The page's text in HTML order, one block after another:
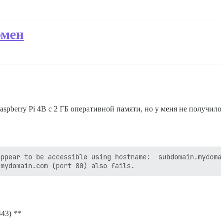
Pi 4B с 2 ГБ оперативной памяти, но у меня не
to be accessible using hostname:
**